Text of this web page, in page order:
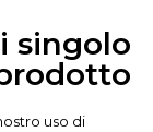
singolo
uso di